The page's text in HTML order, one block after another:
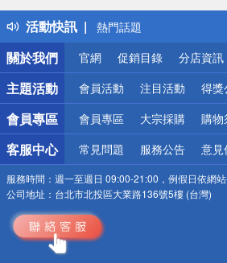
活動快訊
得獎公告
熱門話題
銀行優惠
偏遠地區配送
詐騙網頁！請小心！
關於我們
官網 促銷目錄 分店資訊
主題活動 會員活動 注目活動 得獎
會員專區 會員專區 大宗採購 購物
客服中心 常見問題 服務公告 意見
服務時間： 週一至週日 09:00-21:00，例假日依網
公司地址： 台北市北投區大業路136號5樓 (台灣)